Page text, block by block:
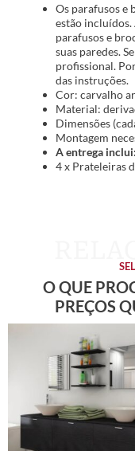
Os parafusos e
estão
parafusos e
suas paredes.
profissional.
das instruções.
Cor: carvalho
Material:
Dimensões
Montagem
A entrega inclui:
4 x Prateleiras
O QUE
PREÇOS